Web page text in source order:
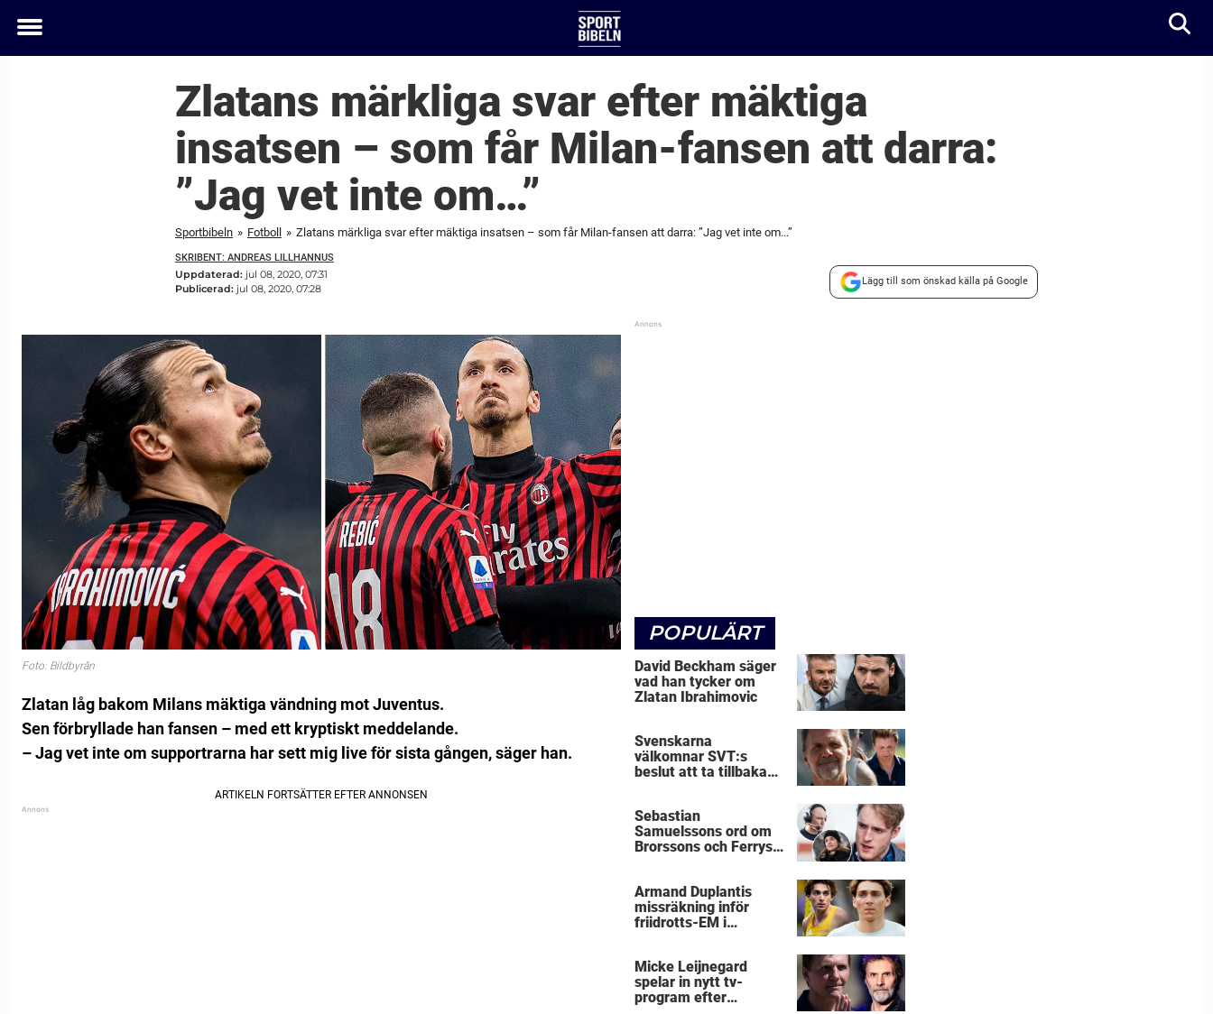
Toggle
Zlatans märkliga svar efter mäktiga
insatsen – som får Milan-fansen att darra:
”Jag vet inte om…”
Sportbibeln » Fotboll » Zlatans märkliga svar efter mäktiga insatsen – som får Milan-fansen att darra: ”Jag vet inte om...”
SKRIBENT: ANDREAS LILLHANNUS
Uppdaterad: jul 08, 2020, 07:31
Publicerad: jul 08, 2020, 07:28
Lägg till som önskad källa på Google
Foto: Bildbyrån
Zlatan låg bakom Milans mäktiga vändning mot Juventus.
Sen förbryllade han fansen – med ett kryptiskt meddelande.
– Jag vet inte om supportrarna har sett mig live för sista gången, säger han.
POPULÄRT
David Beckham säger
vad han tycker om
Zlatan Ibrahimovic
Svenskarna
välkomnar SVT:s
beslut att ta tillbaka
Sebastian
Samuelssons ord om
Brorssons och Ferrys
Armand Duplantis
missräkning inför
friidrotts-EM i
Micke Leijnegard
spelar in nytt tv-
program efter